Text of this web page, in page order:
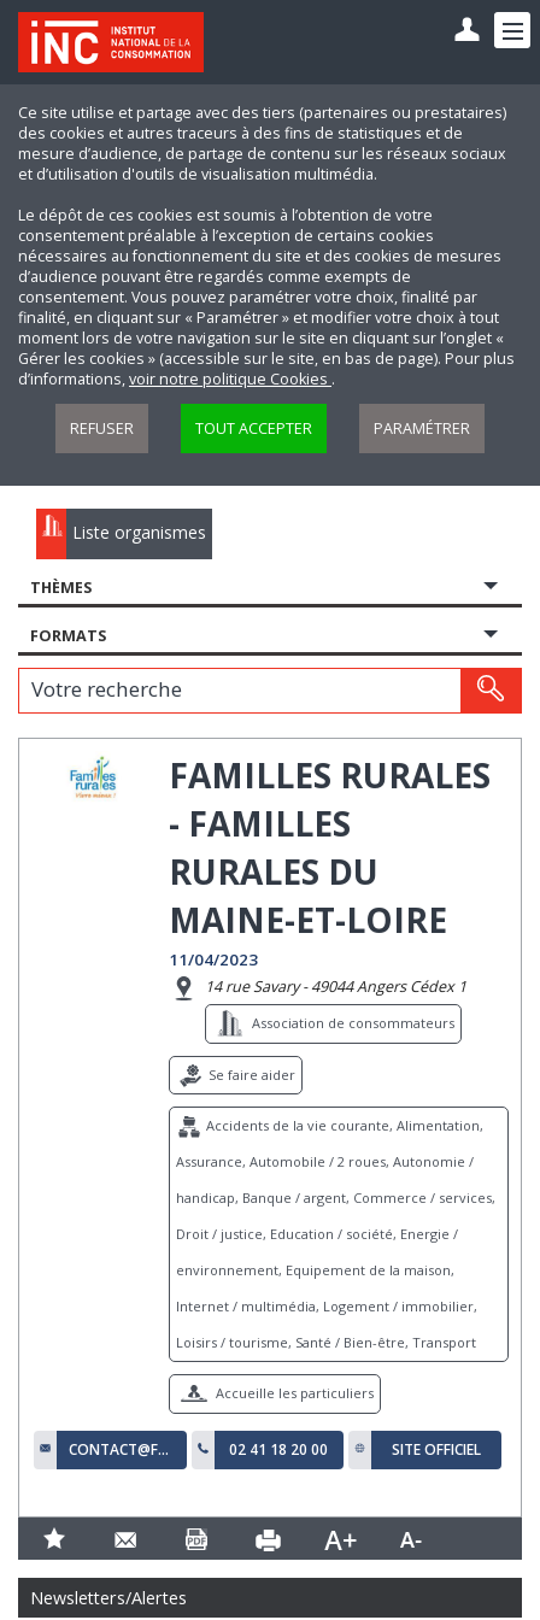
Ce site utilise et partage avec des tiers (partenaires ou prestataires)
des cookies et autres traceurs à des fins de statistiques et de
mesure d’audience, de partage de contenu sur les réseaux sociaux
et d’utilisation d'outils de visualisation multimédia.
Le dépôt de ces cookies est soumis à l’obtention de votre
consentement préalable à l’exception de certains cookies
nécessaires au fonctionnement du site et des cookies de mesures
d’audience pouvant être regardés comme exempts de
consentement. Vous pouvez paramétrer votre choix, finalité par
finalité, en cliquant sur « Paramétrer » et modifier votre choix à tout
moment lors de votre navigation sur le site en cliquant sur l’onglet «
Gérer les cookies » (accessible sur le site, en bas de page). Pour plus
d’informations,voir notre politique Cookies .
REFUSER TOUT ACCEPTER PARAMÉTRER
Liste organismes
THÈMES
FORMATS
Votre recherche
FAMILLES RURALES
- FAMILLES
RURALES DU
MAINE-ET-LOIRE
11/04/2023
14 rue Savary - 49044 Angers Cédex 1
Association de consommateurs
Se faire aider
Accidents de la vie courante, Alimentation,
Assurance, Automobile / 2 roues, Autonomie /
handicap, Banque / argent, Commerce / services,
Droit / justice, Education / société, Energie /
environnement, Equipement de la maison,
Internet / multimédia, Logement / immobilier,
Loisirs / tourisme, Santé / Bien-être, Transport
Accueille les particuliers
CONTACT@FAMILLESRURALES49.ORG 02 41 18 20 00 SITE OFFICIEL
Newsletters/Alertes